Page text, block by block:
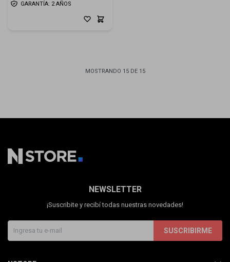
GARANTÍA: 2 AÑOS
MOSTRANDO 15DE 15
NEWSLETTER
¡Suscribite y recibí todas nuestras novedades!
SUSCRIBIRME